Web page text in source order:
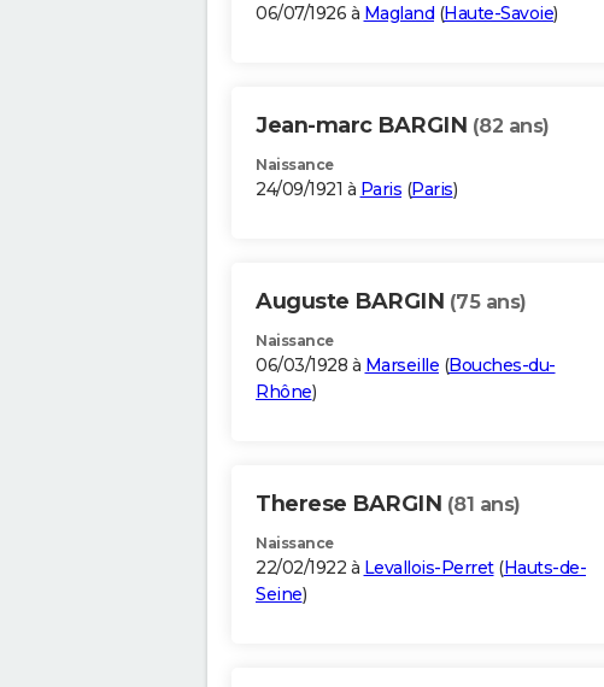
06/07/1926 à Magland (Haute-Savoie)
Jean-marc BARGIN (82 ans)
Naissance
24/09/1921 à Paris (Paris)
Auguste BARGIN (75 ans)
Naissance
06/03/1928 à Marseille (Bouches-du-
Rhône)
Therese BARGIN (81 ans)
Naissance
22/02/1922 à Levallois-Perret(Hauts-de-
Seine)